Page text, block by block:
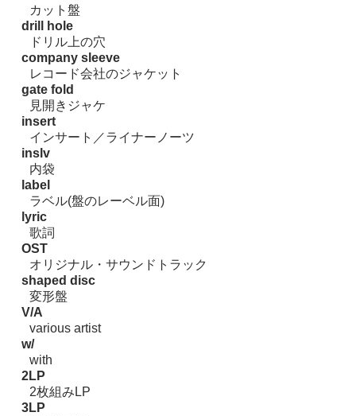
カット盤
drill hole
ドリル上の穴
company sleeve
レコード会社のジャケット
gate fold
見開きジャケ
insert
インサート／ライナーノーツ
inslv
内袋
label
ラベル(盤のレーベル面)
lyric
歌詞
OST
オリジナル・サウンドトラック
shaped disc
変形盤
V/A
various artist
w/
with
2LP
2枚組みLP
3LP